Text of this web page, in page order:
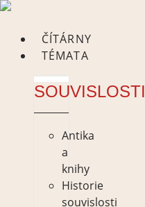
Skip
content
ČÍTÁRNY
TÉMATA
SOUVISLOSTI
Antika
a
knihy
Historie
souvislosti